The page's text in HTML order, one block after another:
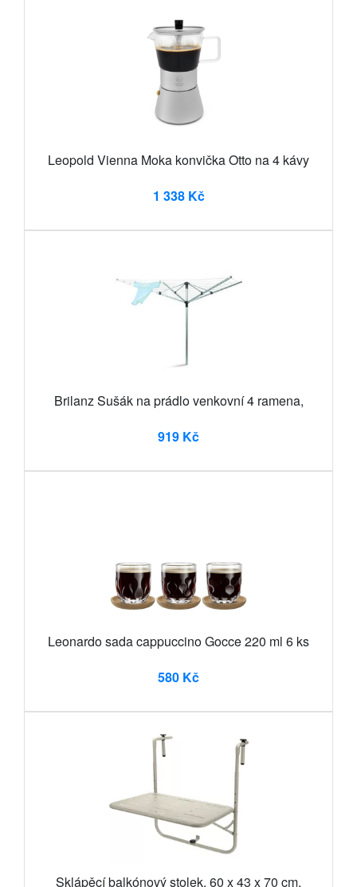
Leopold Vienna Moka konvička Otto na 4 kávy
1 338 Kč
Brilanz Sušák na prádlo venkovní 4 ramena,
919 Kč
Leonardo sada cappuccino Gocce 220 ml 6 ks
580 Kč
Sklápěcí balkónový stolek, 60 x 43 x 70 cm,